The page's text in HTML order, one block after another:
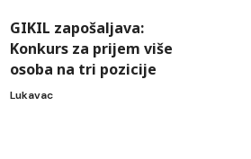
GIKIL zapošaljava:
Konkurs za prijem više
osoba na tri pozicije
Lukavac